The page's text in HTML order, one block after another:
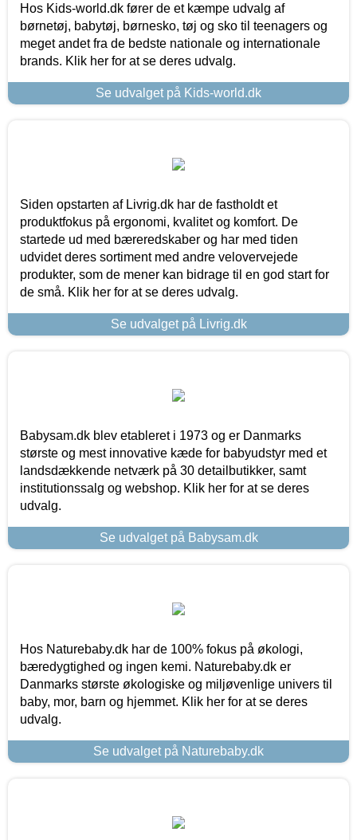
Hos Kids-world.dk fører de et kæmpe udvalg af
børnetøj, babytøj, børnesko, tøj og sko til teenagers og
meget andet fra de bedste nationale og internationale
brands. Klik her for at se deres udvalg.
Se udvalget på Kids-world.dk
Siden opstarten af Livrig.dk har de fastholdt et
produktfokus på ergonomi, kvalitet og komfort. De
startede ud med bæreredskaber og har med tiden
udvidet deres sortiment med andre velovervejede
produkter, som de mener kan bidrage til en god start for
de små. Klik her for at se deres udvalg.
Se udvalget på Livrig.dk
Babysam.dk blev etableret i 1973 og er Danmarks
største og mest innovative kæde for babyudstyr med et
landsdækkende netværk på 30 detailbutikker, samt
institutionssalg og webshop. Klik her for at se deres
udvalg.
Se udvalget på Babysam.dk
Hos Naturebaby.dk har de 100% fokus på økologi,
bæredygtighed og ingen kemi. Naturebaby.dk er
Danmarks største økologiske og miljøvenlige univers til
baby, mor, barn og hjemmet. Klik her for at se deres
udvalg.
Se udvalget på Naturebaby.dk